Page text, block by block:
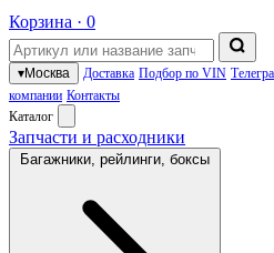
Корзина · 0
▾Москва Доставка Подбор по VIN
компании Контакты
Каталог
Запчасти и расходники
Багажники, рейлинги, боксы